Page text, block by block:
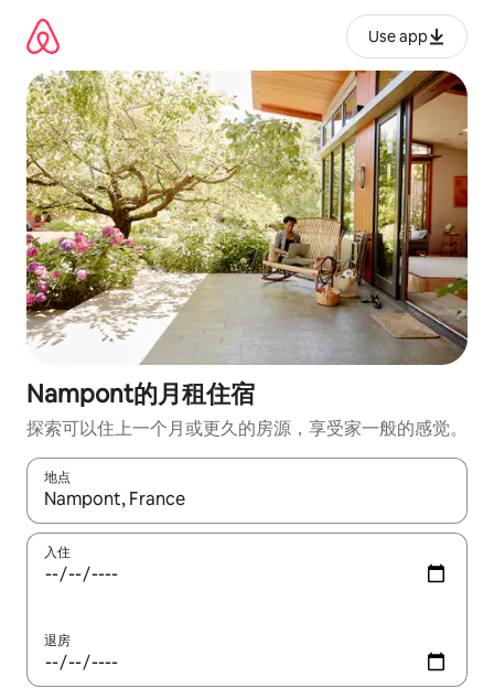
Use app
Nampont的月租住宿
探索可以住上一个月或更久的房源，享受家一般的感觉。
地点
如有搜索结果，请使用上下方向键查看，或通过点击或滑动手势
入住
退房